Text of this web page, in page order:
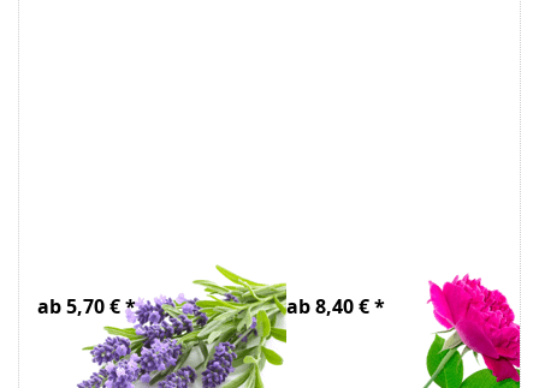
ab 5,70 € * ab 8,40 € *